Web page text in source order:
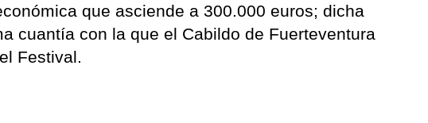
que asciende a 300.000 euros; dicha
cuantía con la que el Cabildo de Fuerteventura
Festival.